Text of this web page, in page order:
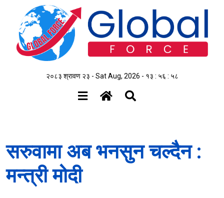
२०८३ श्रावण २३ - Sat Aug, 2026 - १३ : ५६ : ५९
सरुवामा अब भनसुन चल्दैन :
मन्त्री मोदी